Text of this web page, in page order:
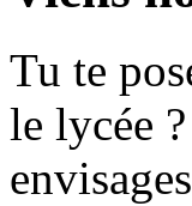
Tu te
le lycée